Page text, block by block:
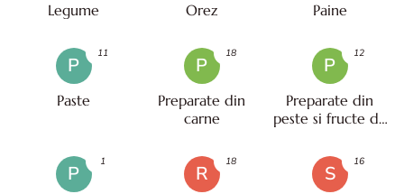
Legume Orez Paine
P
Paste
11
P
Preparate din
carne
18
P
Preparate din
peste si fructe de
12
P
1
R
18
S
16